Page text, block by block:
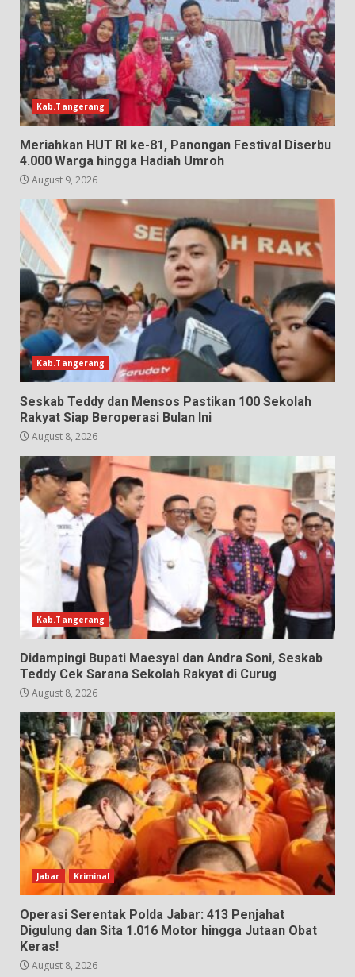
Kab.Tangerang
Meriahkan HUT RI ke-81, Panongan Festival Diserbu
4.000 Warga hingga Hadiah Umroh
August 9, 2026
Kab.Tangerang
Seskab Teddy dan Mensos Pastikan 100 Sekolah
Rakyat Siap Beroperasi Bulan Ini
August 8, 2026
Kab.Tangerang
Didampingi Bupati Maesyal dan Andra Soni, Seskab
Teddy Cek Sarana Sekolah Rakyat di Curug
August 8, 2026
Jabar Kriminal
Operasi Serentak Polda Jabar: 413 Penjahat
Digulung dan Sita 1.016 Motor hingga Jutaan Obat
Keras!
August 8, 2026